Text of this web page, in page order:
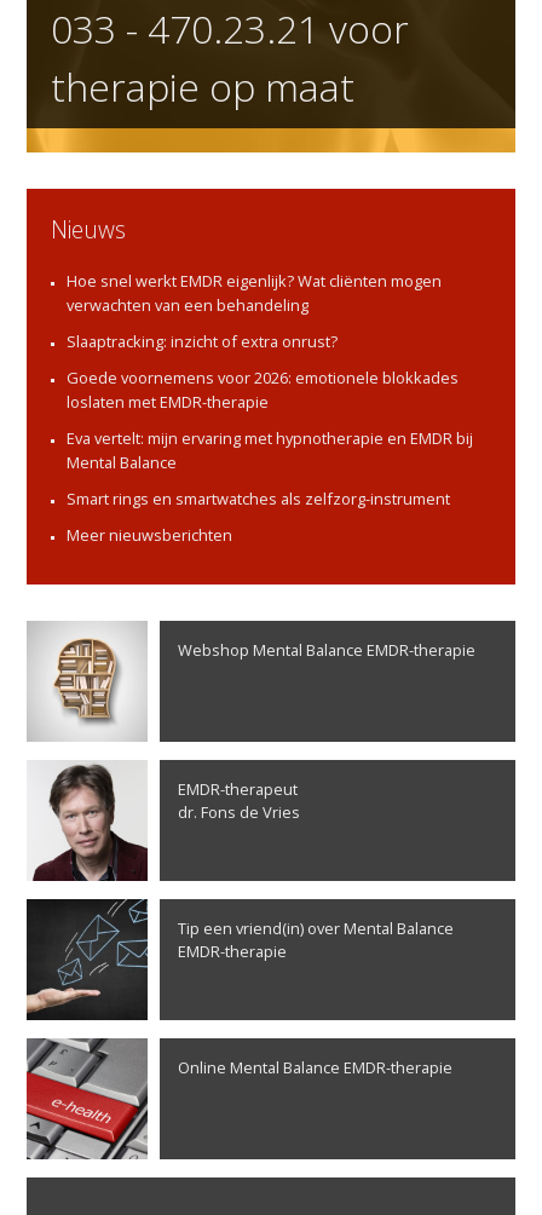
033 - 470.23.21 voor
therapie op maat
Nieuws
Hoe snel werkt EMDR eigenlijk? Wat cliënten mogen
verwachten van een behandeling
Slaaptracking: inzicht of extra onrust?
Goede voornemens voor 2026: emotionele blokkades
loslaten met EMDR-therapie
Eva vertelt: mijn ervaring met hypnotherapie en EMDR bij
Mental Balance
Smart rings en smartwatches als zelfzorg-instrument
Meer nieuwsberichten
Webshop Mental Balance EMDR-therapie
EMDR-therapeut
dr. Fons de Vries
Tip een vriend(in) over Mental Balance
EMDR-therapie
Online Mental Balance EMDR-therapie